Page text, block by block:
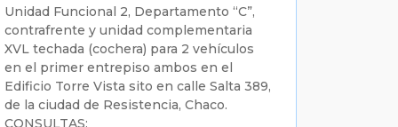
Unidad Funcional 2, Departamento “C”,
contrafrente y unidad complementaria
XVL techada (cochera) para 2 vehículos
en el primer entrepiso ambos en el
Edificio Torre Vista sito en calle Salta 389,
de la ciudad de Resistencia, Chaco.
CONSULTAS: